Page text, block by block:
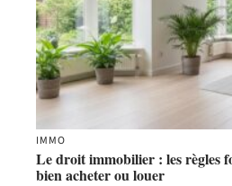
IMMO
Le droit immobilier : les règles
bien acheter ou louer